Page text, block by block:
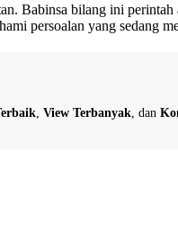
Babinsa bilang ini
persoalan yang sedang
View Terbanyak , dan